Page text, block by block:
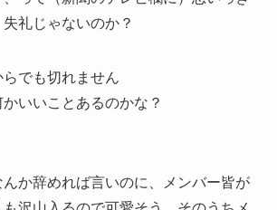
礼じゃないのか？
でも切れません
いいことあるのかな？
か辞めれば言いのに、メンバー皆が